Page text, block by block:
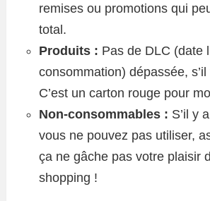
remises ou promotions qui
total.
Produits : Pas de DLC (date
consommation) dépassée,
C’est un carton rouge pour
Non-consommables : S’il y
vous ne pouvez pas utiliser,
ça ne gâche pas votre plaisir
shopping !